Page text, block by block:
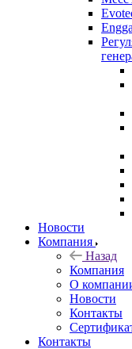
Engga
Новости
Компания
Назад
Компания
О
Новости
Контакты
Контакты